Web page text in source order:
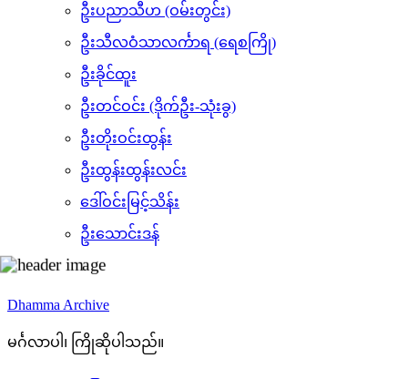
ဦးပညာသီဟ (ဝမ်းတွင်း)
ဦးသီလဝံသာလင်္ကာရ (ရေစကြို)
ဦးခိုင်ထူး
ဦးတင်ဝင်း (ဒိုက်ဦး-သုံးခွ)
ဦးတိုးဝင်းထွန်း
ဦးထွန်းထွန်းလင်း
ဒေါ်ဝင်းမြင့်သိန်း
ဦးသောင်းဒန်
Dhamma Archive
မင်္ဂလာပါ၊ ကြိုဆိုပါသည်။